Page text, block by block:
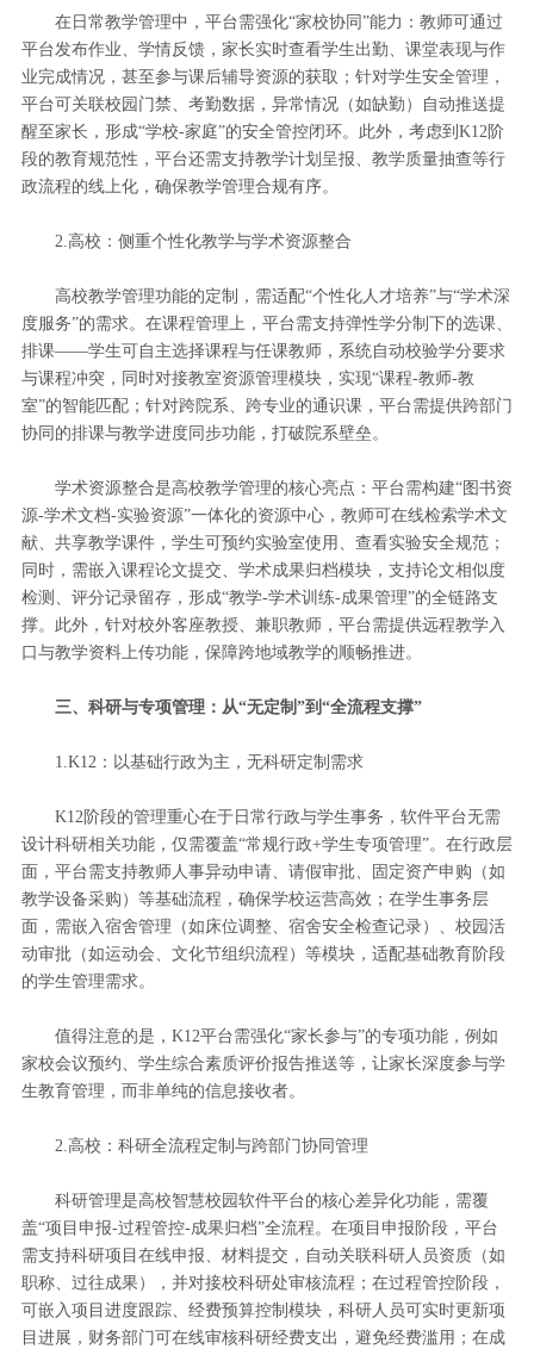
在日常教学管理中，平台需强化“家校协同”能力：教师可通过
平台发布作业、学情反馈，家长实时查看学生出勤、课堂表现与作
业完成情况，甚至参与课后辅导资源的获取；针对学生安全管理，
平台可关联校园门禁、考勤数据，异常情况（如缺勤）自动推送提
醒至家长，形成“学校-家庭”的安全管控闭环。此外，考虑到K12阶
段的教育规范性，平台还需支持教学计划呈报、教学质量抽查等行
政流程的线上化，确保教学管理合规有序。
2.高校：侧重个性化教学与学术资源整合
高校教学管理功能的定制，需适配“个性化人才培养”与“学术深
度服务”的需求。在课程管理上，平台需支持弹性学分制下的选课、
排课——学生可自主选择课程与任课教师，系统自动校验学分要求
与课程冲突，同时对接教室资源管理模块，实现“课程-教师-教
室”的智能匹配；针对跨院系、跨专业的通识课，平台需提供跨部门
协同的排课与教学进度同步功能，打破院系壁垒。
学术资源整合是高校教学管理的核心亮点：平台需构建“图书资
源-学术文档-实验资源”一体化的资源中心，教师可在线检索学术文
献、共享教学课件，学生可预约实验室使用、查看实验安全规范；
同时，需嵌入课程论文提交、学术成果归档模块，支持论文相似度
检测、评分记录留存，形成“教学-学术训练-成果管理”的全链路支
撑。此外，针对校外客座教授、兼职教师，平台需提供远程教学入
口与教学资料上传功能，保障跨地域教学的顺畅推进。
三、科研与专项管理：从“无定制”到“全流程支撑”
1.K12：以基础行政为主，无科研定制需求
K12阶段的管理重心在于日常行政与学生事务，软件平台无需
设计科研相关功能，仅需覆盖“常规行政+学生专项管理”。在行政层
面，平台需支持教师人事异动申请、请假审批、固定资产申购（如
教学设备采购）等基础流程，确保学校运营高效；在学生事务层
面，需嵌入宿舍管理（如床位调整、宿舍安全检查记录）、校园活
动审批（如运动会、文化节组织流程）等模块，适配基础教育阶段
的学生管理需求。
值得注意的是，K12平台需强化“家长参与”的专项功能，例如
家校会议预约、学生综合素质评价报告推送等，让家长深度参与学
生教育管理，而非单纯的信息接收者。
2.高校：科研全流程定制与跨部门协同管理
科研管理是高校智慧校园软件平台的核心差异化功能，需覆
盖“项目申报-过程管控-成果归档”全流程。在项目申报阶段，平台
需支持科研项目在线申报、材料提交，自动关联科研人员资质（如
职称、过往成果），并对接校科研处审核流程；在过程管控阶段，
可嵌入项目进度跟踪、经费预算控制模块，科研人员可实时更新项
目进展，财务部门可在线审核科研经费支出，避免经费滥用；在成